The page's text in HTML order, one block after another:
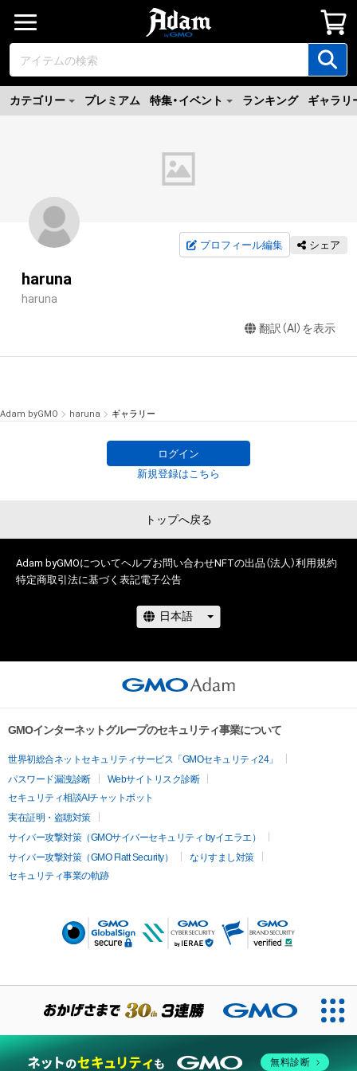
カテゴリー プレミアム 特集・イベント ランキング ギャラリ
プロフィール編集 シェア
haruna
haruna
翻訳（AI）を表示
Adam byGMO haruna ギャラリー
ログイン
新規登録はこちら
トップへ戻る
Adam byGMOについてヘルプお問い合わせNFTの出品（法人）利用規約
特定商取引法に基づく表記電子公告
GMOインターネットグループのセキュリティ事業について
世界初総合ネットセキュリティサービス「GMOセキュリティ24」
パスワード漏洩診断
Webサイトリスク診断
セキュリティ相談AIチャットボット
実在証明・盗聴対策
サイバー攻撃対策（GMOサイバーセキュリティ byイエラエ）
サイバー攻撃対策（GMO Flatt Security）
なりすまし対策
セキュリティ事業の軌跡
無料診断